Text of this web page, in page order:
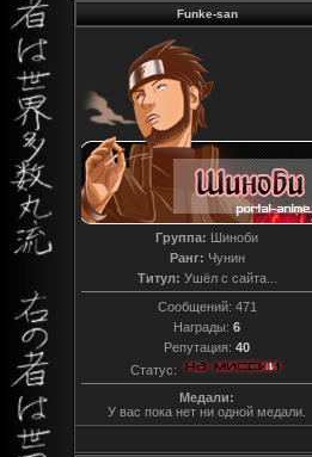
Funke-san
Группа: Шиноби
Ранг: Чунин
Титул: Ушёл с сайта...
Сообщений: 471
Награды: 6
Репутация: 40
Статус:
Медали:
У вас пока нет ни одной медали.